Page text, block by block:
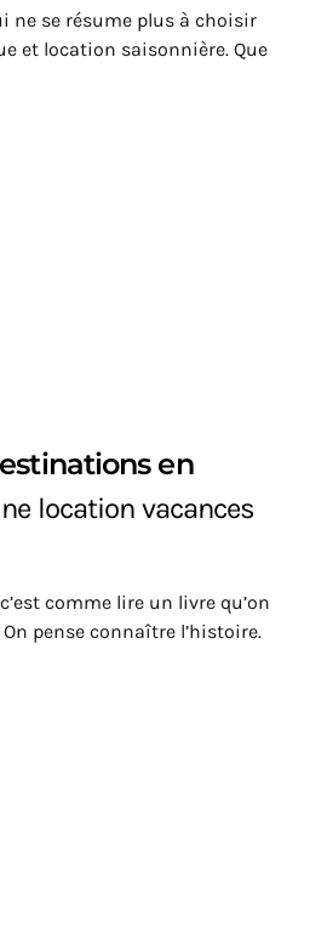
ne se résume plus à choisir
et location saisonnière. Que
en
location vacances
comme lire un livre qu’on
pense connaître l’histoire.